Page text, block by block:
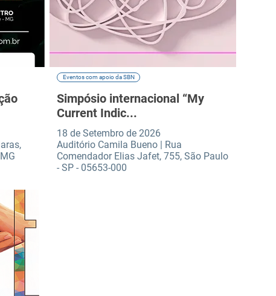
Eventos com apoio da SBN
Simpósio internacional “My
Current Indic...
18 de Setembro de 2026
Auditório Camila Bueno | Rua
Comendador Elias Jafet, 755, São Paulo
- SP - 05653-000